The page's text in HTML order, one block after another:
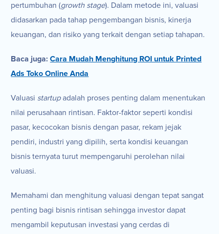
pertumbuhan (growth stage). Dalam metode ini, valuasi
didasarkan pada tahap pengembangan bisnis, kinerja
keuangan, dan risiko yang terkait dengan setiap tahapan.
Baca juga:Cara Mudah Menghitung ROI untuk Printed
Ads Toko Online Anda
Valuasi startupadalah proses penting dalam menentukan
nilai perusahaan rintisan. Faktor-faktor seperti kondisi
pasar, kecocokan bisnis dengan pasar, rekam jejak
pendiri, industri yang dipilih, serta kondisi keuangan
bisnis ternyata turut mempengaruhi perolehan nilai
valuasi.
Memahami dan menghitung valuasi dengan tepat sangat
penting bagi bisnis rintisan sehingga investor dapat
mengambil keputusan investasi yang cerdas di